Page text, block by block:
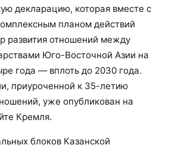
декларацию, которая вместе с
планом действий
развития отношений между
Юго-Восточной Азии на
года — вплоть до 2030 года.
приуроченной к 35-летию
уже опубликован на
Кремля.
блоков Казанской